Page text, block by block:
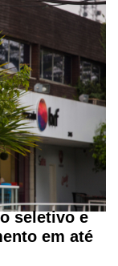
seletivo e
em até